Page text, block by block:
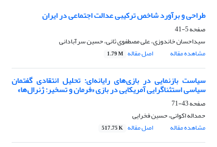
طراحی و برآورد شاخص‌ ترکیبی عدالت اجتماعی در ایران
صفحه5-41
سیداحسان خاندوزی، علی مصطفوی ثانی، حسین سرآبادانی
مشاهده مقاله
اصل مقاله 1.79 M
سیاست بازنمایی در بازی‌های رایانه‌ای: تحلیل انتقادی گفتمان
سیاسی استثناگرایی آمریکایی در بازی «فرمان و تسخیر: ژنرال‌ها»
صفحه43-71
حمداله اکوانی، حسین فخرایی
مشاهده مقاله
اصل مقاله 517.75 K